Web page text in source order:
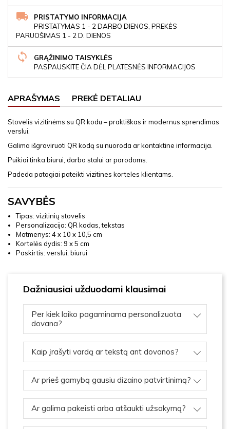
PRISTATYMO INFORMACIJA
PRISTATYMAS 1 - 2 DARBO DIENOS, PREKĖS
PARUOŠIMAS 1 - 2 D. DIENOS
GRĄŽINIMO TAISYKLĖS
PASPAUSKITE ČIA DĖL PLATESNĖS INFORMACIJOS
APRAŠYMAS PREKĖ DETALIAU
Stovelis vizitinėms su QR kodu – praktiškas ir modernus sprendimas
verslui.
Galima išgraviruoti QR kodą su nuoroda ar kontaktine informacija.
Puikiai tinka biurui, darbo stalui ar parodoms.
Padeda patogiai pateikti vizitines korteles klientams.
SAVYBĖS
Tipas: vizitinių stovelis
Personalizacija: QR kodas, tekstas
Matmenys: 4 x 10 x 10,5 cm
Kortelės dydis: 9 x 5 cm
Paskirtis: verslui, biurui
Dažniausiai užduodami klausimai
Per kiek laiko pagaminama personalizuota
dovana?
Kaip įrašyti vardą ar tekstą ant dovanos?
Ar prieš gamybą gausiu dizaino patvirtinimą?
Ar galima pakeisti arba atšaukti užsakymą?